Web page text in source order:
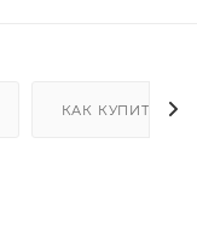
КАК КУПИТЬ